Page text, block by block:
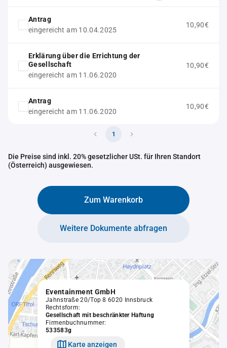
Antrag
eingereicht am 10.04.2025
10,90€
Erklärung über die Errichtung der
Gesellschaft
eingereicht am 11.06.2020
10,90€
Antrag
eingereicht am 11.06.2020
10,90€
1
Die Preise sind inkl. 20% gesetzlicher USt. für Ihren Standort
(Österreich) ausgewiesen.
Zum Warenkorb
Weitere Dokumente abfragen
Eventainment GmbH
Jahnstraße 20/Top 8 6020 Innsbruck
Rechtsform:
Gesellschaft mit beschränkter Haftung
Firmenbuchnummer:
533583g
Karte anzeigen